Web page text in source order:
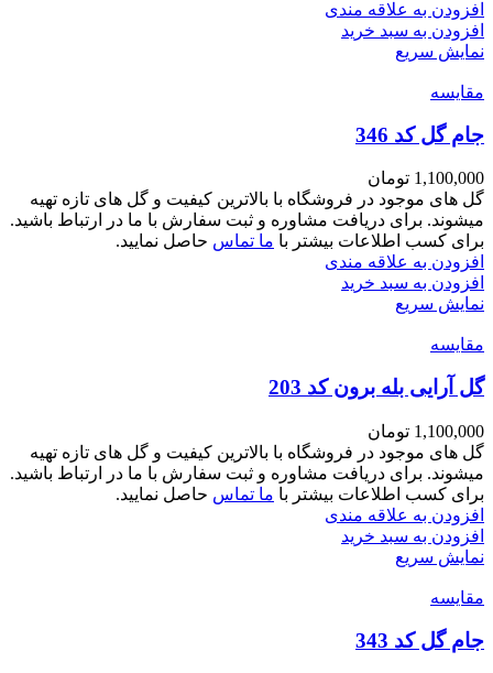
افزودن به علاقه مندی
افزودن به سبد خرید
نمایش سریع
مقايسه
جام گل کد 346
1,100,000 تومان
گل های موجود در فروشگاه با بالاترین کیفیت و گل های تازه تهیه
میشوند. برای دریافت مشاوره و ثبت سفارش با ما در ارتباط باشید.
برای کسب اطلاعات بیشتر با ما تماس حاصل نمایید.
افزودن به علاقه مندی
افزودن به سبد خرید
نمایش سریع
مقايسه
گل آرایی بله برون کد 203
1,100,000 تومان
گل های موجود در فروشگاه با بالاترین کیفیت و گل های تازه تهیه
میشوند. برای دریافت مشاوره و ثبت سفارش با ما در ارتباط باشید.
برای کسب اطلاعات بیشتر با ما تماس حاصل نمایید.
افزودن به علاقه مندی
افزودن به سبد خرید
نمایش سریع
مقايسه
جام گل کد 343